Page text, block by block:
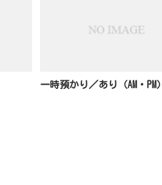
一時預かり／あり（AM・PM）